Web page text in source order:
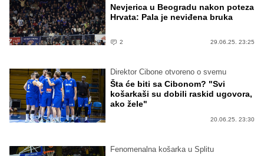
Nevjerica u Beogradu nakon poteza
Hrvata: Pala je neviđena bruka
2 29.06.25. 23:25
Direktor Cibone otvoreno o svemu
Šta će biti sa Cibonom? "Svi
košarkaši su dobili raskid ugovora,
ako žele"
20.06.25. 23:30
Fenomenalna košarka u Splitu